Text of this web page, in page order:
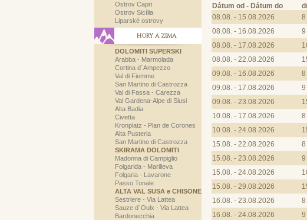
Ostrov Capri
Ostrov Sicília
Liparské ostrovy
HORY A ZIMA
DOLOMITI SUPERSKI
Arabba - Marmolada
Cortina d´Ampezzo
Val di Fiemme
San Martino di Castrozza
Val di Fassa - Carezza
Val Gardena-Alpe di Siusi
Alta Badia
Civetta
Kronplatz - Plan de Corones
Alta Pusteria
San Martino di Castrozza
SKIRAMA DOLOMITI
Madonna di Campiglio
Folgarida - Marilleva
Folgaria - Lavarone
Passo Tonale
ALTA VAL SUSA e CHISONE
Sestriere - Via Lattea
Sauze d´Oulx - Via Lattea
Bardonecchia
Dátum od - Dátum do
08.08. - 15.08.2026
8
08.08. - 16.08.2026 9
08.08. - 17.08.2026
08.08. - 22.08.2026
09.08. - 16.08.2026 8
09.08. - 17.08.2026 9
09.08. - 23.08.2026
10.08. - 17.08.2026 8
10.08. - 24.08.2026
15.08. - 22.08.2026 8
15.08. - 23.08.2026 9
15.08. - 24.08.2026
15.08. - 29.08.2026
16.08. - 23.08.2026 8
16.08. - 24.08.2026 9